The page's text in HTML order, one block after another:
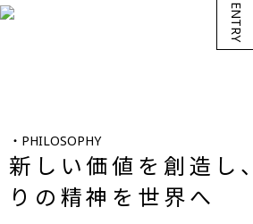
ENTRY
新しい価値を創造し、
りの精神を世界へ
・PHILOSOPHY